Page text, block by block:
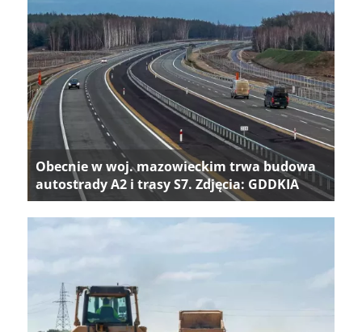
Obecnie w woj. mazowieckim trwa budowa
autostrady A2 i trasy S7. Zdjęcia: GDDKIA